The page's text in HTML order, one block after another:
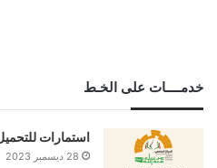
خدمــــات على الخـط
استمارات
28 ديسمبر 2023